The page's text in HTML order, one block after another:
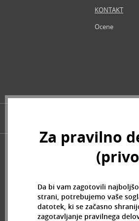
Andy Warhol (2)
Anne Möller (20)
Antonio Puig (8)
Anua (29)
Arabiyat Prestige (68)
Aramis (14)
Ard Al Zaafaran (21)
KONTAKT
Ocene
Za pravilno
Da bi vam zagotovili
strani, potrebujemo vaše
datotek, ki se začasno
zagotavljanje pravilnega